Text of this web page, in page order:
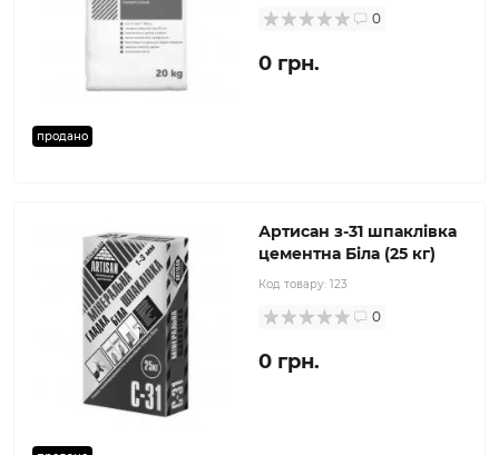
продано
0
0 грн.
Артисан з-31 шпаклівка
цементна Біла (25 кг)
Код товару: 123
0
0 грн.